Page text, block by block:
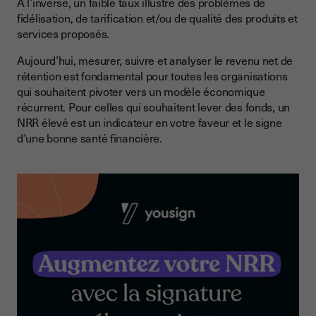
fidélisation, de tarification et/ou de qualité des produits et
services proposés.
Aujourd’hui, mesurer, suivre et analyser le revenu net de
rétention est fondamental pour toutes les organisations
qui souhaitent pivoter vers un modèle économique
récurrent. Pour celles qui souhaitent lever des fonds, un
NRR élevé est un indicateur en votre faveur et le signe
d’une bonne santé financière.